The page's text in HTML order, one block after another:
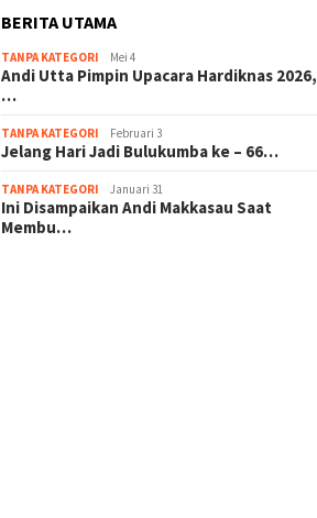
KSP Berkat Bulukumba Gelar
Zikir dan Doa Bersama
Sambut Tahun Baru
BERITA UTAMA
TANPA KATEGORI Mei 4
Andi Utta Pimpin Upacara Hardiknas 2026,
…
TANPA KATEGORI Februari 3
Jelang Hari Jadi Bulukumba ke – 66…
TANPA KATEGORI Januari 31
Ini Disampaikan Andi Makkasau Saat
Membu…